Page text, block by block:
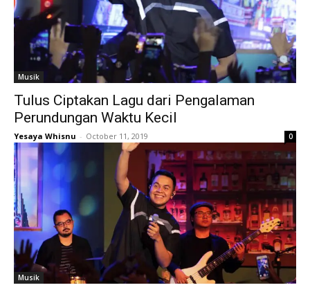
Musik
Tulus Ciptakan Lagu dari Pengalaman
Perundungan Waktu Kecil
Yesaya Whisnu - October 11, 2019 0
Musik